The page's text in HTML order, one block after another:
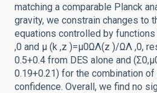
matching a comparable Planck
gravity, we constrain changes to
equations controlled by
,0 and μ (k ,z )=μ0ΩΛ(z )/ΩΛ ,0,
0.5+0.4 from DES alone and
0.19+0.21) for the combination of
confidence. Overall, we find no